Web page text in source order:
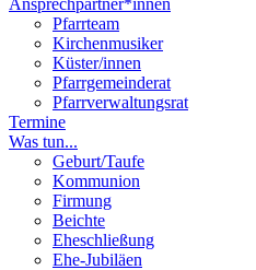
Ansprechpartner*innen
Pfarrteam
Kirchenmusiker
Küster/innen
Pfarrgemeinderat
Pfarrverwaltungsrat
Termine
Was tun...
Geburt/Taufe
Kommunion
Firmung
Beichte
Eheschließung
Ehe-Jubiläen